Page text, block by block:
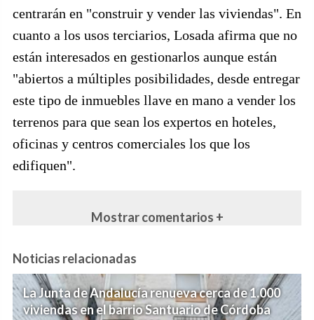
centrarán en "construir y vender las viviendas". En
cuanto a los usos terciarios, Losada afirma que no
están interesados en gestionarlos aunque están
"abiertos a múltiples posibilidades, desde entregar
este tipo de inmuebles llave en mano a vender los
terrenos para que sean los expertos en hoteles,
oficinas y centros comerciales los que los
edifiquen".
Mostrar comentarios +
Noticias relacionadas
La Junta de Andalucía renueva cerca de 1.000
viviendas en el barrio Santuario de Córdoba